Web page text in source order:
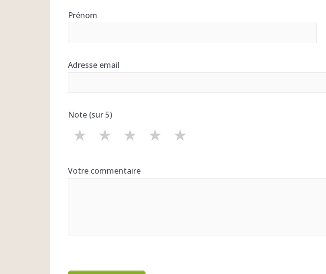
Prénom
Adresse email
Note (sur 5)
★
★
★
★
★
Votre commentaire